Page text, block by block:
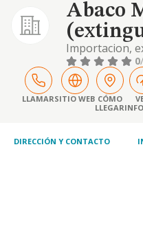
Abaco
Importacion,
distribucion.
por mayor y
instrumentos,
clase de
hospitalario.
0
LLAMARSITIO WEB CÓMO
LLEGAR
DIRECCIÓN Y CONTACTO